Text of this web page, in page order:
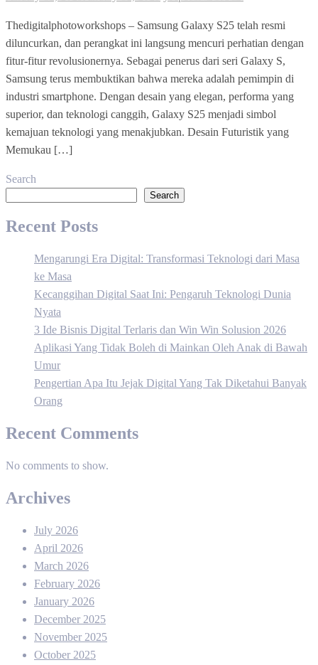
Thedigitalphotoworkshops – Samsung Galaxy S25 telah resmi
diluncurkan, dan perangkat ini langsung mencuri perhatian dengan
fitur-fitur revolusionernya. Sebagai penerus dari seri Galaxy S,
Samsung terus membuktikan bahwa mereka adalah pemimpin di
industri smartphone. Dengan desain yang elegan, performa yang
superior, dan teknologi canggih, Galaxy S25 menjadi simbol
kemajuan teknologi yang menakjubkan. Desain Futuristik yang
Memukau […]
Search
Search
Recent Posts
Mengarungi Era Digital: Transformasi Teknologi dari Masa
ke Masa
Kecanggihan Digital Saat Ini: Pengaruh Teknologi Dunia
Nyata
3 Ide Bisnis Digital Terlaris dan Win Win Solusion 2026
Aplikasi Yang Tidak Boleh di Mainkan Oleh Anak di Bawah
Umur
Pengertian Apa Itu Jejak Digital Yang Tak Diketahui Banyak
Orang
Recent Comments
No comments to show.
Archives
July 2026
April 2026
March 2026
February 2026
January 2026
December 2025
November 2025
October 2025